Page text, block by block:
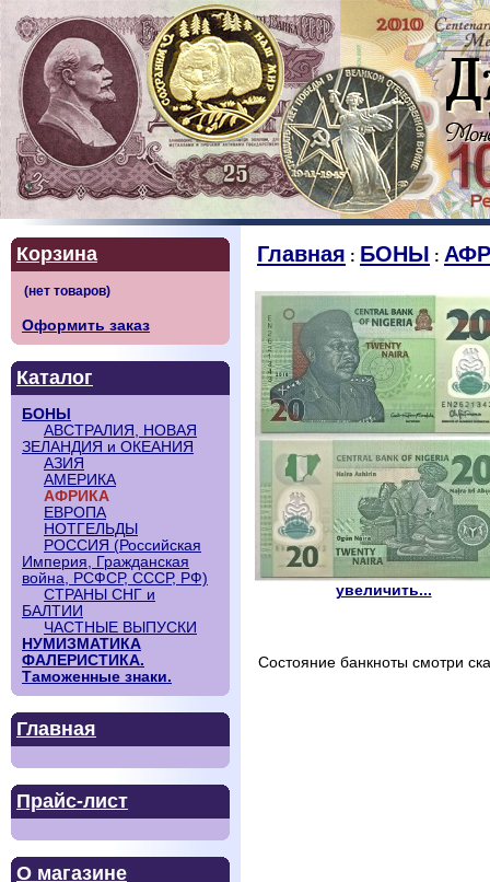
Корзина
Оформить заказ
Каталог
БОНЫ
АВСТРАЛИЯ, НОВАЯ
ЗЕЛАНДИЯ и ОКЕАНИЯ
АЗИЯ
АМЕРИКА
АФРИКА
ЕВРОПА
НОТГЕЛЬДЫ
РОССИЯ (Российская
Империя, Гражданская
война, РСФСР, СССР, РФ)
СТРАНЫ СНГ и
БАЛТИИ
ЧАСТНЫЕ ВЫПУСКИ
НУМИЗМАТИКА
ФАЛЕРИСТИКА.
Таможенные знаки.
Главная
Прайс-лист
О магазине
Главная : БОНЫ :
увеличить...
Состояние банкноты смотри